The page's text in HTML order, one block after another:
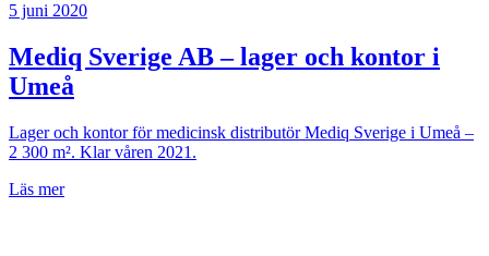
5 juni 2020
Mediq Sverige AB – lager och kontor i
Umeå
Lager och kontor för medicinsk distributör Mediq Sverige i Umeå –
2 300 m². Klar våren 2021.
Läs mer